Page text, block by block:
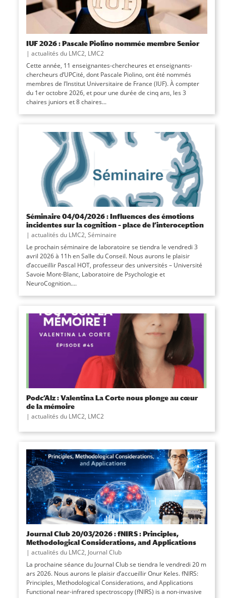
IUF 2026 : Pascale Piolino nommée membre Senior
| actualités du LMC2, LMC2
Cette année, 11 enseignantes-chercheures et enseignants-
chercheurs d’UPCité, dont Pascale Piolino, ont été nommés
membres de l’Institut Universitaire de France (IUF). À compter
du 1er octobre 2026, et pour une durée de cinq ans, les 3
chaires juniors et 8 chaires...
Séminaire 04/04/2026 : Influences des émotions
incidentes sur la cognition – place de l’interoception
| actualités du LMC2, Séminaire
Le prochain séminaire de laboratoire se tiendra le vendredi 3
avril 2026 à 11h en Salle du Conseil. Nous aurons le plaisir
d’accueillir Pascal HOT, professeur des universités – Université
Savoie Mont-Blanc, Laboratoire de Psychologie et
NeuroCognition....
Podc’Alz : Valentina La Corte nous plonge au cœur
de la mémoire
| actualités du LMC2, LMC2
Journal Club 20/03/2026 : fNIRS : Principles,
Methodological Considerations, and Applications
| actualités du LMC2, Journal Club
La prochaine séance du Journal Club se tiendra le vendredi 20 m
ars 2026. Nous aurons le plaisir d’accueillir Onur Keles. fNIRS:
Principles, Methodological Considerations, and Applications
Functional near-infrared spectroscopy (fNIRS) is a non-invasive